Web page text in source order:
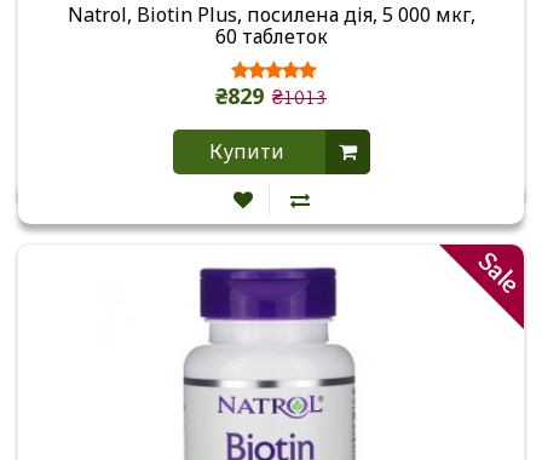
Natrol, Biotin Plus, посилена дія, 5 000 мкг,
60 таблеток
₴829 ₴1013
Купити
Sale